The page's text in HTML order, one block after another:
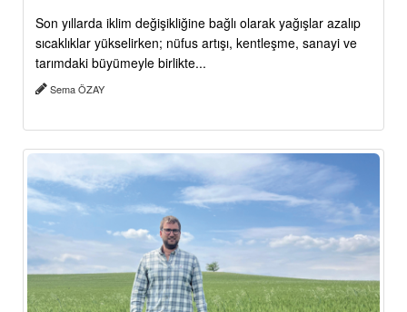
Son yıllarda iklim değişikliğine bağlı olarak yağışlar azalıp
sıcaklıklar yükselirken; nüfus artışı, kentleşme, sanayi ve
tarımdaki büyümeyle birlikte...
Sema ÖZAY